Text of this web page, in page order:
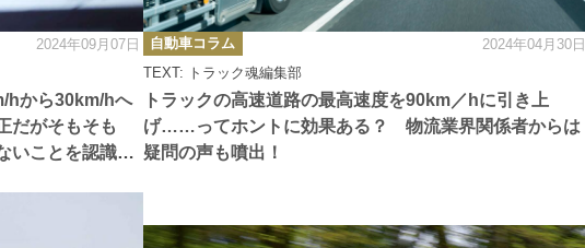
hから30km/hへ
だがそもそも
いことを認識す
2024年09月07日
トラックの高速道路の最高速度を90km／hに引き上
げ……ってホントに効果ある？ 物流業界関係者からは
疑問の声も噴出！
TEXT: トラック魂編集部
カ
テ
ゴ
リ
ー
自動車コラム 2024年04月30日